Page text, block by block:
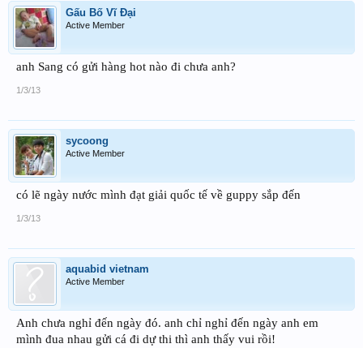
Gấu Bố Vĩ Đại
Active Member
anh Sang có gửi hàng hot nào đi chưa anh?
1/3/13
sycoong
Active Member
có lẽ ngày nước mình đạt giải quốc tế về guppy sắp đến
1/3/13
aquabid vietnam
Active Member
Anh chưa nghỉ đến ngày đó. anh chỉ nghỉ đến ngày anh em
mình đua nhau gửi cá đi dự thi thì anh thấy vui rồi!